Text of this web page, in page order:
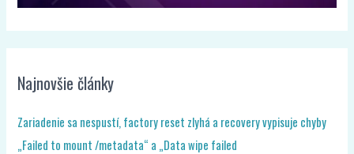
Najnovšie články
Zariadenie sa nespustí, factory reset zlyhá a recovery vypisuje chyby
„Failed to mount /metadata“ a „Data wipe failed